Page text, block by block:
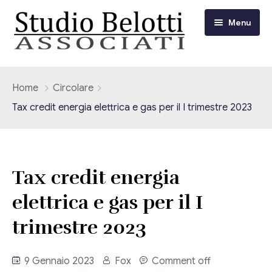
Menu
I nostri servizi
Contabilità
Adempimenti Dichiarativi e Fiscali
Contrattualistica Varia
Consulenza Societaria
Circolari Flash
Eventi
Corsi FAD
Video/Tv
Università
Home
Circolare
Tax credit energia elettrica e gas per il I trimestre 2023
Tax credit energia
elettrica e gas per il I
trimestre 2023
9 Gennaio 2023 Fox Comment off